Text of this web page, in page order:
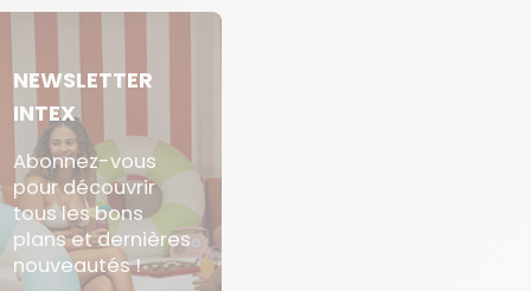
NEWSLETTER
INTEX
Abonnez-vous
pour découvrir
tous les bons
plans et dernières
nouveautés !